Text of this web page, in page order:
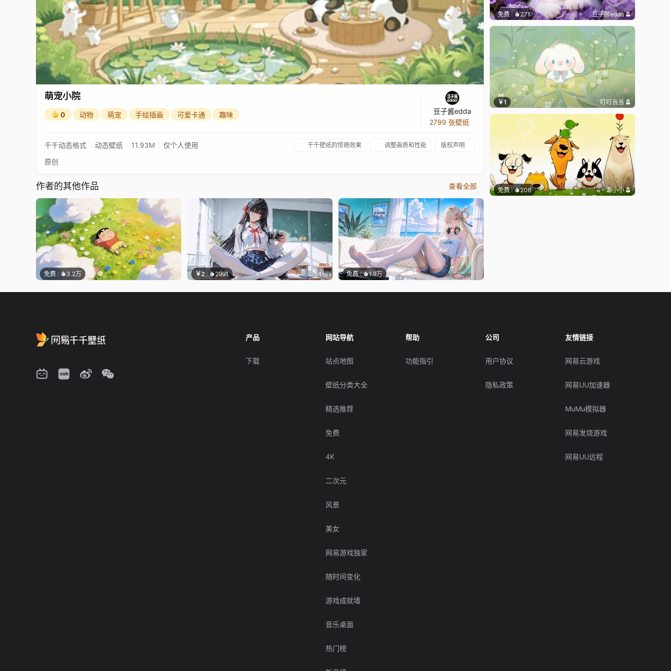
萌宠小院
0 动物 萌宠 手绘插画 可爱卡通 趣味
豆子酱edda
2799 张壁纸
千千动态格式 动态壁纸 11.93M 仅个人使用 千千壁纸的惊艳效果 调整画质和性能 版权声明
原创
作者的其他作品 查看全部
免费 3.2万 ￥2 2991 免费 1.9万
免费 271 豆子酱edda
￥1 叮叮当当
免费 206 渔小小
产品
下载
网站导航
站点地图
壁纸分类大全
精选推荐
免费
4K
二次元
风景
美女
网易游戏独家
随时间变化
游戏成就墙
音乐桌面
热门榜
帮助
功能指引
公司
用户协议
隐私政策
友情链接
网易云游戏
网易UU加速器
MuMu模拟器
网易发烧游戏
网易UU远程